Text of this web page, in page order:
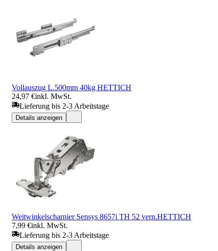
Vollauszug L.500mm 40kg HETTICH
24,97 €inkl. MwSt.
Lieferung bis 2-3 Arbeitstage
Details anzeigen
Weitwinkelscharnier Sensys 8657i TH 52 vern.HETTICH
7,99 €inkl. MwSt.
Lieferung bis 2-3 Arbeitstage
Details anzeigen